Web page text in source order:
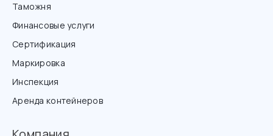
Таможня
Финансовые услуги
Сертификация
Маркировка
Инспекция
Аренда контейнеров